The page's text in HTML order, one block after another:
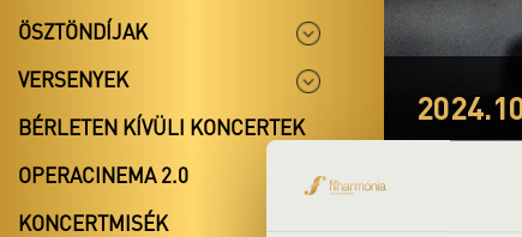
ÖSZTÖNDÍJAK
VERSENYEK
BÉRLETEN KÍVÜLI KONCERTEK
OPERACINEMA 2.0
KONCERTMISÉK